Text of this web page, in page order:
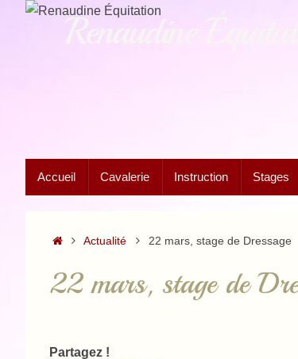
Passer
Renaudine
contenu
Accueil Cavalerie Instruction Stages
Accueil
Actualité 22 mars, stage de Dressage
22 mars, stage de
Partagez !